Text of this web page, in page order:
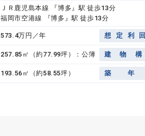
ＪＲ鹿児島本線 『博多』駅 徒歩13分
福岡市空港線 『博多』駅 徒歩13分
573.4万円／年 想 定 利 回
257.85㎡（約77.99坪）：公簿 建 物 構
193.56㎡（約58.55坪） 築 年